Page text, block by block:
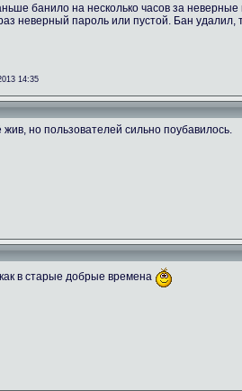
банило на несколько часов за
неверный пароль или пустой. Бан удалил,
14:35
но пользователей сильно поубавилось.
в старые добрые времена